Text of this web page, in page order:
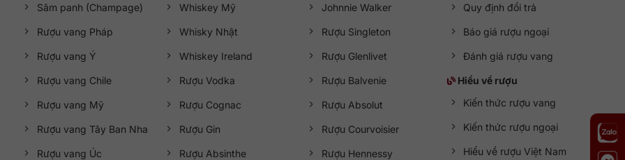
Sâm panh (Champage)
Rượu vang Pháp
Rượu vang Ý
Rượu vang Chile
Rượu vang Mỹ
Rượu vang Tây Ban Nha
Rượu vang Úc
Whiskey Mỹ
Whisky Nhật
Whiskey Ireland
Rượu Vodka
Rượu Cognac
Rượu Gin
Rượu Absinthe
Johnnie Walker
Rượu Singleton
Rượu Glenlivet
Rượu Balvenie
Rượu Absolut
Rượu Courvoisier
Rượu Hennessy
Quy định đổi trả
Báo giá rượu ngoại
Đánh giá rượu vang
Hiểu về rượu
Kiến thức rượu vang
Kiến thức rượu ngoại
Hiểu về rượu Việt Nam